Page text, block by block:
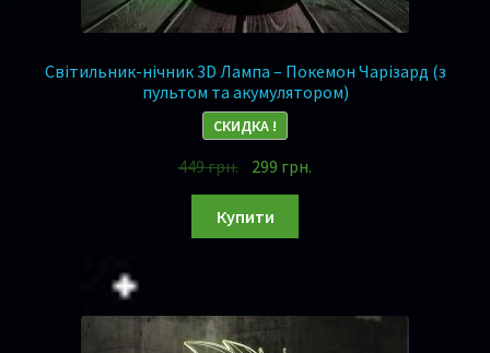
Світильник-нічник 3D Лампа – Покемон Чарізард (з
пультом та акумулятором)
СКИДКА !
449грн. 299 грн.
Купити